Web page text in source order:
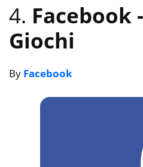
4. Facebook
Giochi
By Facebook